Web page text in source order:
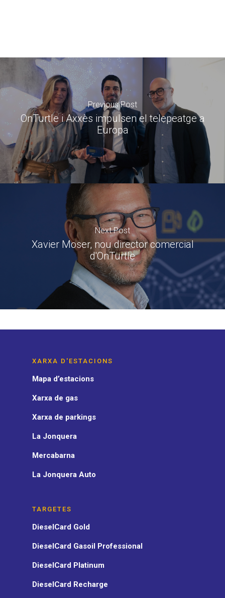
Previous Post
OnTurtle i Axxès impulsen el telepeatge a
Europa
Next Post
Xavier Moser, nou director comercial
d'OnTurtle
XARXA D'ESTACIONS
Mapa d’estacions
Xarxa de gas
Xarxa de parkings
La Jonquera
Mercabarna
La Jonquera Auto
TARGETES
DieselCard Gold
DieselCard Gasoil Professional
DieselCard Platinum
DieselCard Recharge